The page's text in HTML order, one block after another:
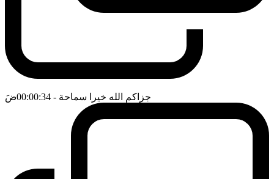
جزاكم الله خيرا سماحة - 00:00:34 ضَ